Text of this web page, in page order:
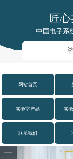
匠
中国电子系
网站首页
实验室产品 实
联系我们